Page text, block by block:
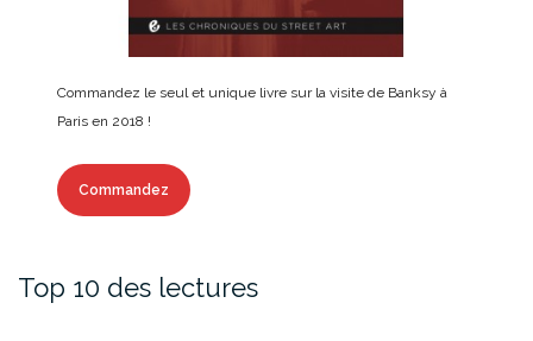
Commandez le seul et unique livre sur la visite de Banksy à
Paris en 2018 !
Commandez
Top 10 des lectures